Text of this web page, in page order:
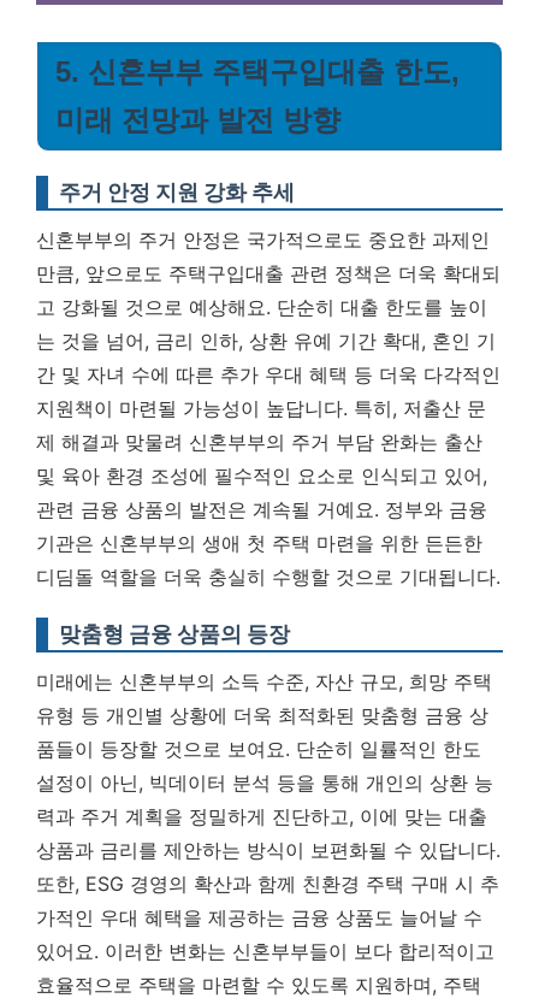
5. 신혼부부 주택구입대출 한도,
미래 전망과 발전 방향
주거 안정 지원 강화 추세
신혼부부의 주거 안정은 국가적으로도 중요한 과제인
만큼, 앞으로도 주택구입대출 관련 정책은 더욱 확대되
고 강화될 것으로 예상해요. 단순히 대출 한도를 높이
는 것을 넘어, 금리 인하, 상환 유예 기간 확대, 혼인 기
간 및 자녀 수에 따른 추가 우대 혜택 등 더욱 다각적인
지원책이 마련될 가능성이 높답니다. 특히, 저출산 문
제 해결과 맞물려 신혼부부의 주거 부담 완화는 출산
및 육아 환경 조성에 필수적인 요소로 인식되고 있어,
관련 금융 상품의 발전은 계속될 거예요. 정부와 금융
기관은 신혼부부의 생애 첫 주택 마련을 위한 든든한
디딤돌 역할을 더욱 충실히 수행할 것으로 기대됩니다.
맞춤형 금융 상품의 등장
미래에는 신혼부부의 소득 수준, 자산 규모, 희망 주택
유형 등 개인별 상황에 더욱 최적화된 맞춤형 금융 상
품들이 등장할 것으로 보여요. 단순히 일률적인 한도
설정이 아닌, 빅데이터 분석 등을 통해 개인의 상환 능
력과 주거 계획을 정밀하게 진단하고, 이에 맞는 대출
상품과 금리를 제안하는 방식이 보편화될 수 있답니다.
또한, ESG 경영의 확산과 함께 친환경 주택 구매 시 추
가적인 우대 혜택을 제공하는 금융 상품도 늘어날 수
있어요. 이러한 변화는 신혼부부들이 보다 합리적이고
효율적으로 주택을 마련할 수 있도록 지원하며, 주택